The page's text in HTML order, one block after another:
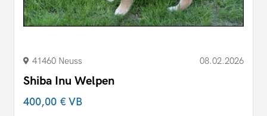
41460 Neuss 08.02.2026
Shiba Inu Welpen
400,00 €VB